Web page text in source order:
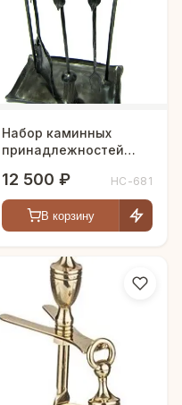
Набор каминных
принадлежностей
12 500 ₽ HC-681
В корзину